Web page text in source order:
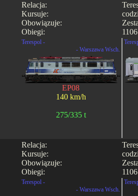
Relacja:
Kursuje:
Obowiązuje:
Obiegi:
Terespol -
- Warszawa Wsch.
EP08
140 km/h
275/335 t
Relacja:
Kursuje:
Obowiązuje:
Obiegi:
Terespol -
- Warszawa Wsch.